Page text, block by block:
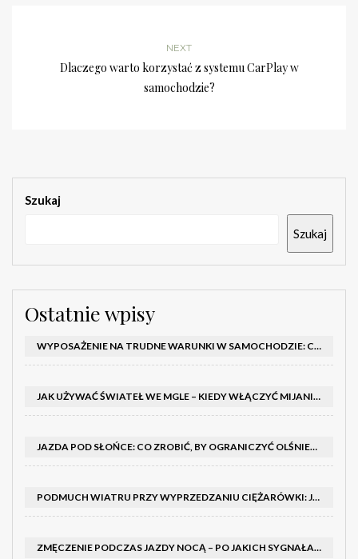
NEXT
Dlaczego warto korzystać z systemu CarPlay w
samochodzie?
Szukaj
Szukaj
Ostatnie wpisy
WYPOSAŻENIE NA TRUDNE WARUNKI W SAMOCHODZIE: CO MIEĆ ZIMĄ, W TRASIE I NA WYPADEK AWARII
JAK UŻYWAĆ ŚWIATEŁ WE MGLE – KIEDY WŁĄCZYĆ MIJANIA I PRZECIWMGIELNE ORAZ CZEGO NIE ROBIĆ
JAZDA POD SŁOŃCE: CO ZROBIĆ, BY OGRANICZYĆ OLŚNIENIE I POPRAWIĆ WIDOCZNOŚĆ
PODMUCH WIATRU PRZY WYPRZEDZANIU CIĘŻARÓWKI: JAK UTRZYMAĆ TOR JAZDY I OPANOWAĆ AUTO
ZMĘCZENIE PODCZAS JAZDY NOCĄ – PO JAKICH SYGNAŁACH ROZPOZNAĆ SENNOŚĆ ZA KIEROWNICĄ I KIEDY ZROBIĆ PRZERWĘ